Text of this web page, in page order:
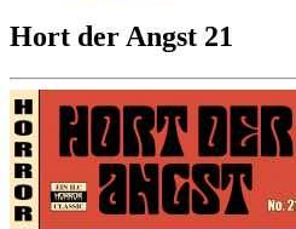
Hort der Angst 21